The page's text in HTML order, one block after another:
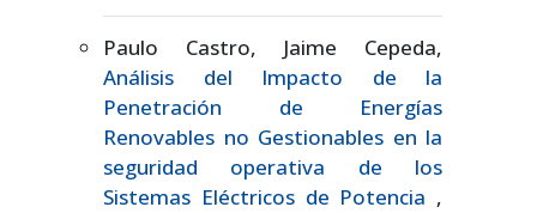
Paulo Castro, Jaime Cepeda,
Análisis del Impacto de la
Penetración de Energías
Renovables no Gestionables en la
seguridad operativa de los
Sistemas Eléctricos de Potencia ,